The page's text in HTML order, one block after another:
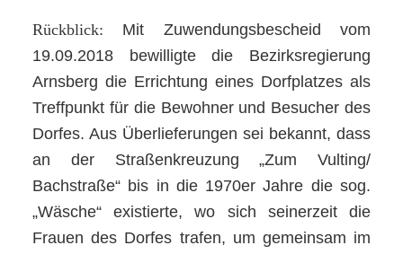
Rückblick: Mit Zuwendungsbescheid vom
19.09.2018 bewilligte die Bezirksregierung
Arnsberg die Errichtung eines Dorfplatzes als
Treffpunkt für die Bewohner und Besucher des
Dorfes. Aus Überlieferungen sei bekannt, dass
an der Straßenkreuzung „Zum Vulting/
Bachstraße“ bis in die 1970er Jahre die sog.
„Wäsche“ existierte, wo sich seinerzeit die
Frauen des Dorfes trafen, um gemeinsam im